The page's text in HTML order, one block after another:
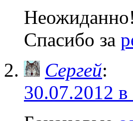
Спасибо за
Сергей:
30.07.2012 в